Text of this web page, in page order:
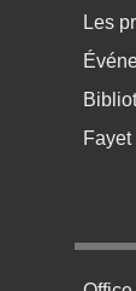
Les
Fayet
Menu